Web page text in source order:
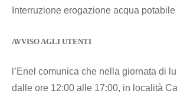
Interruzione erogazione acqua potabile
AVVISO AGLI UTENTI
l’Enel comunica che nella giornata di
dalle ore 12:00 alle 17:00, in località